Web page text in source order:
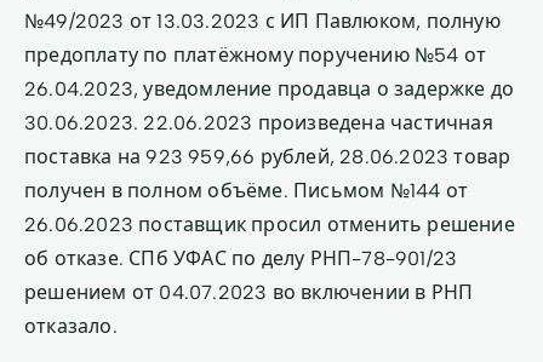
№49/2023 от 13.03.2023 с ИП Павлюком, полную
предоплату по платёжному поручению №54 от
26.04.2023, уведомление продавца о задержке до
30.06.2023. 22.06.2023 произведена частичная
поставка на 923 959,66 рублей, 28.06.2023 товар
получен в полном объёме. Письмом №144 от
26.06.2023 поставщик просил отменить решение
об отказе. СПб УФАС по делу РНП-78-901/23
решением от 04.07.2023 во включении в РНП
отказало.